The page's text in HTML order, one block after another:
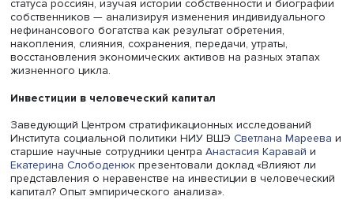
Различные меры стимулирования приобретения
собственности привели к тому, что доля домохозяйств,
живущих на собственной жилплощади, выросла к 2015
автомобилем располагали в 2020-м 62% домохозяйств
18% в конце существования СССР.
По расчетам экспертов Сибирского отделения РАН,
также доля домохозяйств с двумя и более квартирами
машинами.